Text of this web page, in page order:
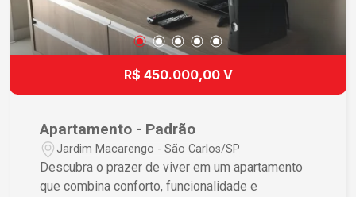
R$ 450.000,00 V
Apartamento - Padrão
Jardim Macarengo - São Carlos/SP
Descubra o prazer de viver em um apartamento
que combina conforto, funcionalidade e